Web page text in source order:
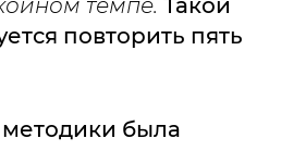
темпе. Такой
повторить пять
была